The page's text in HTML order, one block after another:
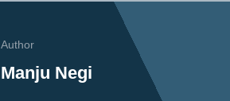
Author
Manju Negi